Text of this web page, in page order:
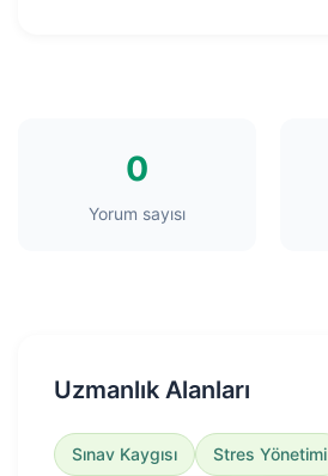
0
Yorum sayısı
Uzmanlık Alanları
Sınav Kaygısı Stres Yönetimi